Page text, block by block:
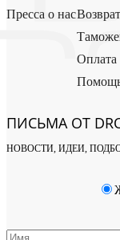
Пресса о нас
Оплата
ПИСЬМА ОТ
НОВОСТИ, ИДЕИ,